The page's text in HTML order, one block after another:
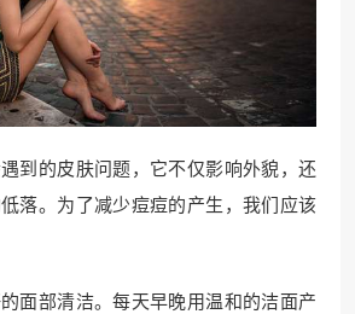
到的皮肤问题，它不仅影响外貌，还
落。为了减少痘痘的产生，我们应该
面部清洁。每天早晚用温和的洁面产